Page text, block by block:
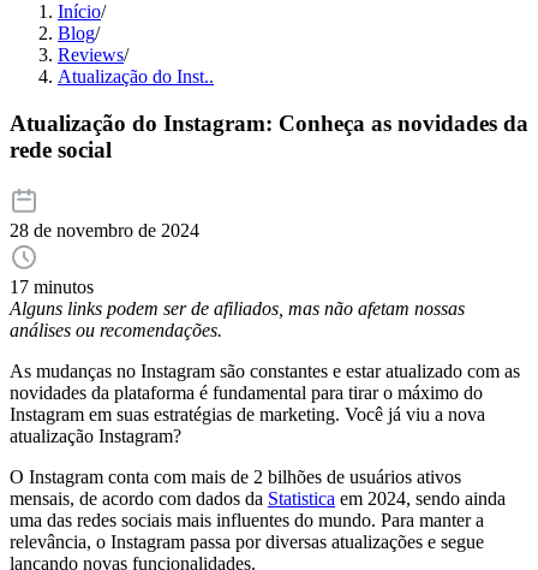
Início/
Blog/
Reviews/
Atualização do Inst..
Atualização do Instagram: Conheça as novidades da
rede social
28 de novembro de 2024
17 minutos
Alguns links podem ser de afiliados, mas não afetam nossas
análises ou recomendações.
As mudanças no Instagram são constantes e estar atualizado com as
novidades da plataforma é fundamental para tirar o máximo do
Instagram em suas estratégias de marketing. Você já viu a nova
atualização Instagram?
O Instagram conta com mais de 2 bilhões de usuários ativos
mensais, de acordo com dados da Statistica em 2024, sendo ainda
uma das redes sociais mais influentes do mundo. Para manter a
relevância, o Instagram passa por diversas atualizações e segue
lançando novas funcionalidades.